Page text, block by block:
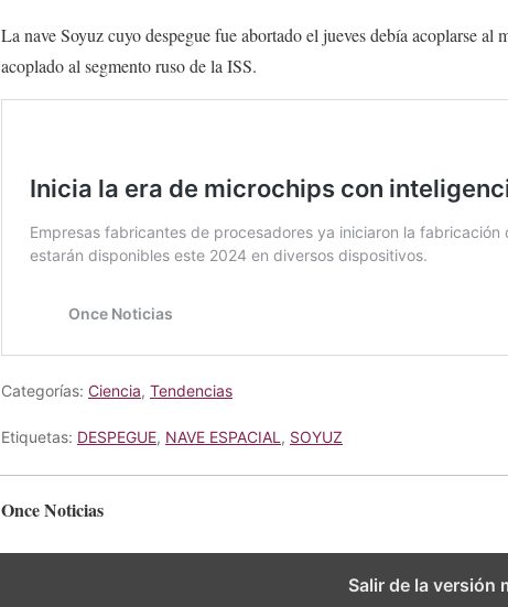
La nave Soyuz cuyo despegue fue abortado el jueves debía acoplarse
acoplado al segmento ruso de la ISS.
Categorías: Ciencia, Tendencias
Etiquetas: DESPEGUE, NAVE ESPACIAL , SOYUZ
Once Noticias
Salir de la versión